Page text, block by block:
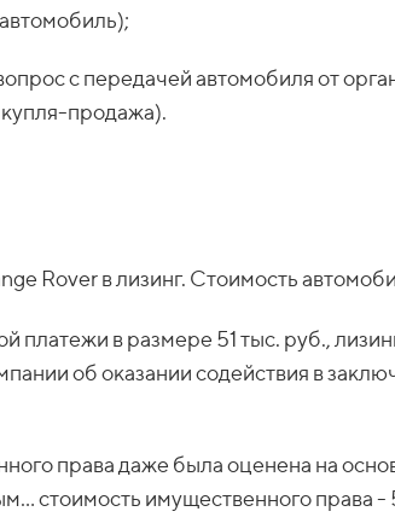
с передачей автомобиля от
продажа).
Rover в лизинг. Стоимость
платежи в размере 51 тыс. руб.,
об оказании содействия в
права даже была оценена на
стоимость имущественного права -